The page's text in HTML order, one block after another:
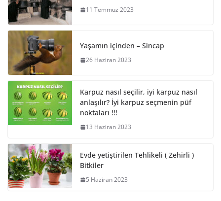
11 Temmuz 2023
Yaşamın içinden – Sincap
26 Haziran 2023
Karpuz nasıl seçilir, iyi karpuz nasıl
anlaşılır? İyi karpuz seçmenin püf
noktaları !!!
13 Haziran 2023
Evde yetiştirilen Tehlikeli ( Zehirli )
Bitkiler
5 Haziran 2023